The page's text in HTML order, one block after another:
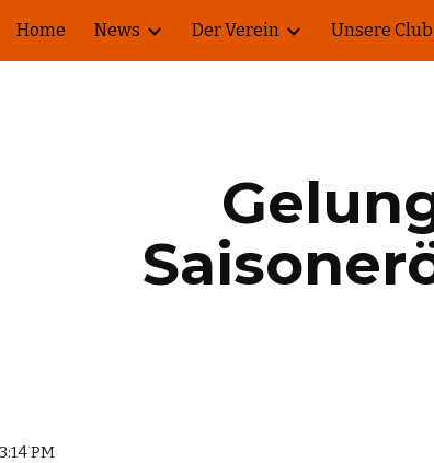
Skip to main content
Home News Der Verein Unsere
PM